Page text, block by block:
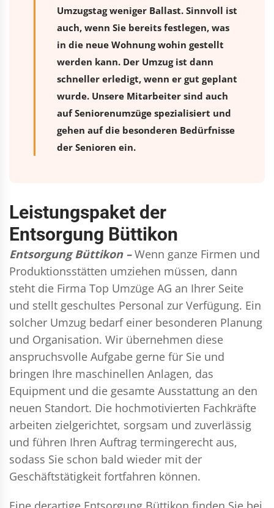
Umzugstag weniger Ballast. Sinnvoll ist
auch, wenn Sie bereits festlegen, was
in die neue Wohnung wohin gestellt
werden kann. Der Umzug ist dann
schneller erledigt, wenn er gut geplant
wurde. Unsere Mitarbeiter sind auch
auf Seniorenumzüge spezialisiert und
gehen auf die besonderen Bedürfnisse
der Senioren ein.
Leistungspaket der
Entsorgung Büttikon
Entsorgung Büttikon – Wenn ganze Firmen und
Produktionsstätten umziehen müssen, dann
steht die Firma Top Umzüge AG an Ihrer Seite
und stellt geschultes Personal zur Verfügung. Ein
solcher Umzug bedarf einer besonderen Planung
und Organisation. Wir übernehmen diese
anspruchsvolle Aufgabe gerne für Sie und
bringen Ihre maschinellen Anlagen, das
Equipment und die gesamte Ausstattung an den
neuen Standort. Die hochmotivierten Fachkräfte
arbeiten zielgerichtet, sorgsam und zuverlässig
und führen Ihren Auftrag termingerecht aus,
sodass Sie schon bald wieder mit der
Geschäftstätigkeit fortfahren können.